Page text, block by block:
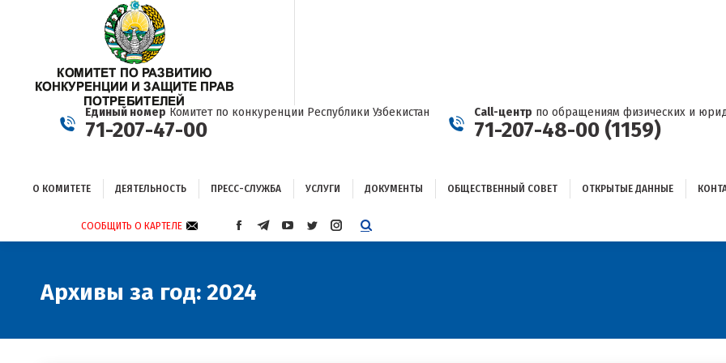
Единый номер Комитет по конкуренции Республики Узбекистан
71-207-47-00
Call-центр по обращениям физических и
71-207-48-00 (1159)
О КОМИТЕТЕ ДЕЯТЕЛЬНОСТЬ ПРЕСС-СЛУЖБА УСЛУГИ ДОКУМЕНТЫ ОБЩЕСТВЕННЫЙ СОВЕТ ОТКРЫТЫЕ ДАННЫЕ
СООБЩИТЬ О КАРТЕЛЕ
СТРАНИЦА
НОВОМ
СТРАНИЦАСТРАНИЦАСТРАНИЦА
СТРАНИЦА
Архивы за год: 2024
О КОМИТЕТЕ ДЕЯТЕЛЬНОСТЬ